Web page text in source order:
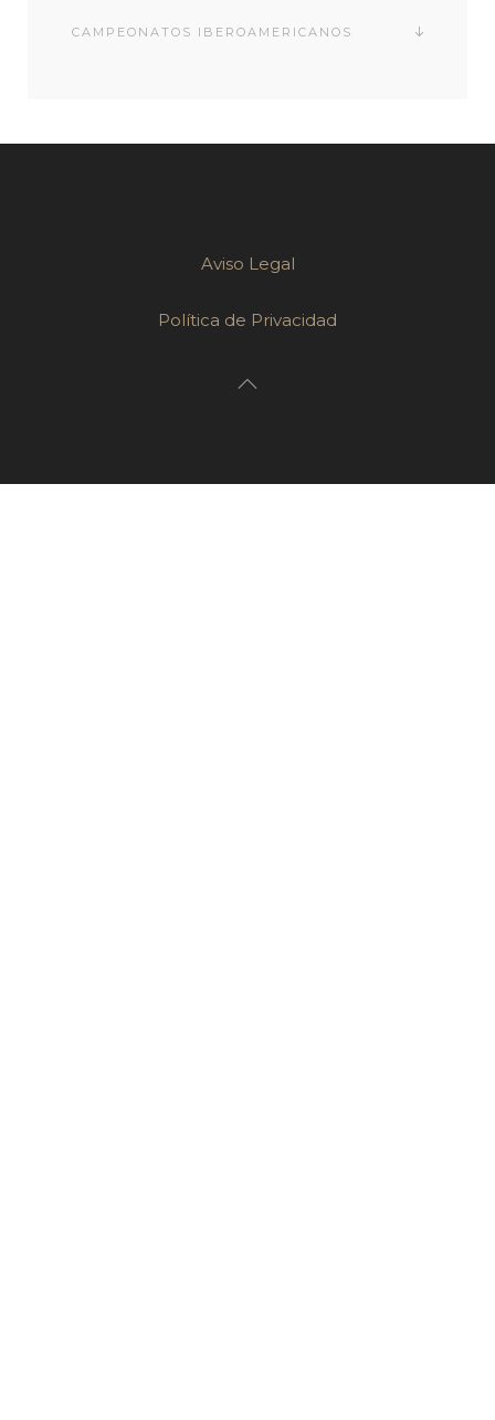
CAMPEONATOS IBEROAMERICANOS
Aviso Legal
Política de Privacidad